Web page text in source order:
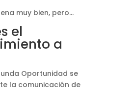
muy bien, pero…
el
a
Oportunidad se
la comunicación de